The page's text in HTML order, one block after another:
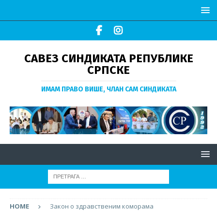
САВЕЗ СИНДИКАТА РЕПУБЛИКЕ
СРПСКЕ
ИМАМ ПРАВО ВИШЕ, ЧЛАН САМ СИНДИКАТА
HOME Закон о здравственим коморама